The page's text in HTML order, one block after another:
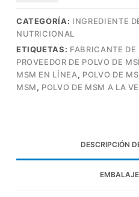
CATEGORÍA: INGREDIENTE
NUTRICIONAL
ETIQUETAS: FABRICANTE DE
PROVEEDOR DE POLVO DE
MSM EN LÍNEA, POLVO DE
MSM, POLVO DE MSM A LA
DESCRIPCIÓN